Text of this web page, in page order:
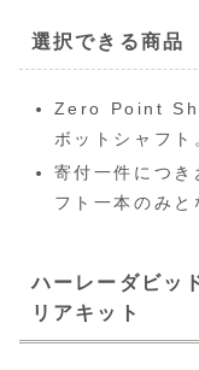
選択できる商品
Zero Point
ボットシャフト
寄付一件につき
フト一本のみと
ハーレーダビッ
リアキット